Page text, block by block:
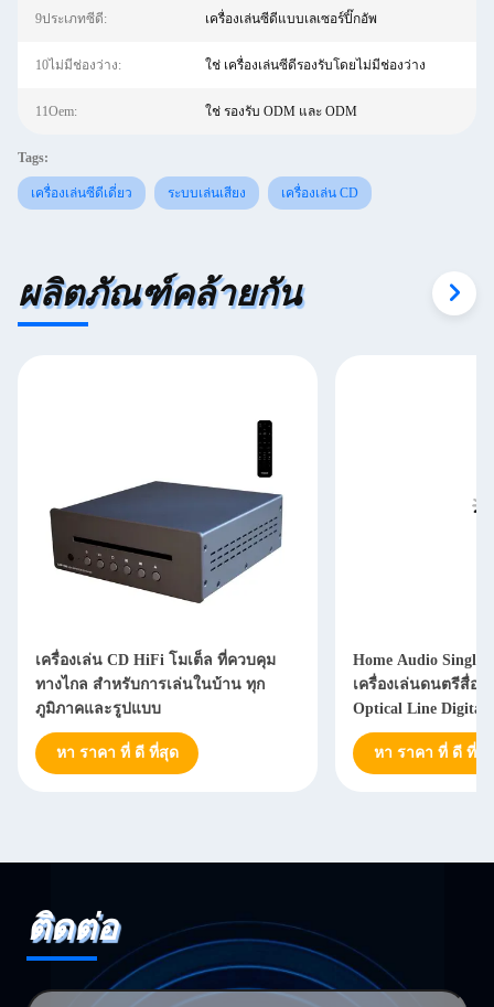
9ประเภทซีดี: เครื่องเล่นซีดีแบบเลเซอร์ปิ๊กอัพ
10ไม่มีช่องว่าง: ใช่ เครื่องเล่นซีดีรองรับโดยไม่มีช่องว่าง
11Oem: ใช่ รองรับ ODM และ ODM
Tags:
เครื่องเล่นซีดีเดี่ยว ระบบเล่นเสียง เครื่องเล่น CD
ผลิตภัณฑ์คล้ายกัน
เครื่องเล่น CD HiFi โมเต็ล ที่ควบคุม
ทางไกล สําหรับการเล่นในบ้าน ทุก
ภูมิภาคและรูปแบบ
หา ราคา ที่ ดี ที่สุด
Home Audio Single
เครื่องเล่นดนตรีสื่อ
Optical Line Digital
ดนตรีสื่อ
หา ราคา ที่ ดี ที่สุ
ติดต่อ